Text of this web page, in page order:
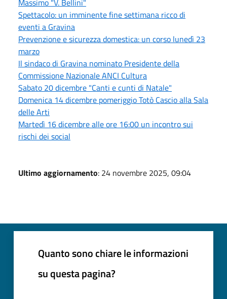
Spettacolo: un imminente fine settimana ricco di
eventi a Gravina
Prevenzione e sicurezza domestica: un corso lunedì 23
marzo
Il sindaco di Gravina nominato Presidente della
Commissione Nazionale ANCI Cultura
Sabato 20 dicembre "Canti e cunti di Natale"
Domenica 14 dicembre pomeriggio Totò Cascio alla Sala
delle Arti
Martedì 16 dicembre alle ore 16:00 un incontro sui
rischi dei social
Ultimo aggiornamento: 24 novembre 2025, 09:04
Quanto sono chiare le informazioni
su questa pagina?